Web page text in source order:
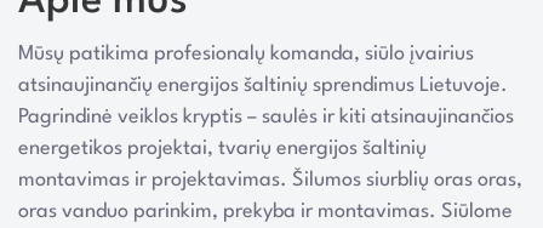
Mūsų patikima profesionalų komanda, siūlo įvairius
atsinaujinančių energijos šaltinių sprendimus Lietuvoje.
Pagrindinė veiklos kryptis – saulės ir kiti atsinaujinančios
energetikos projektai, tvarių energijos šaltinių
montavimas ir projektavimas. Šilumos siurblių oras oras,
oras vanduo parinkim, prekyba ir montavimas. Siūlome